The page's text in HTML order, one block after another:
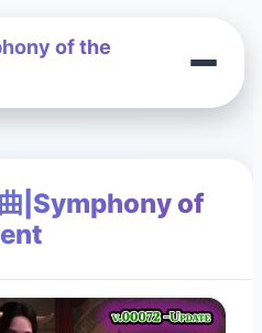
of the
|Symphony of